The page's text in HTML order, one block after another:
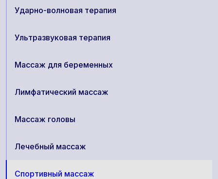
Ударно-волновая терапия
Ультразвуковая терапия
Массаж для беременных
Лимфатический массаж
Массаж головы
Лечебный массаж
Спортивный массаж